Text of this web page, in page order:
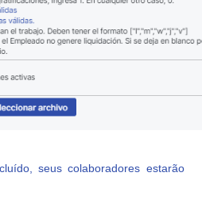
seus colaboradores estarão